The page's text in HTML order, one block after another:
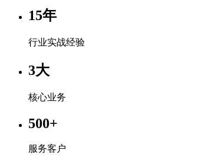
15年
行业实战经验
3大
核心业务
500+
服务客户